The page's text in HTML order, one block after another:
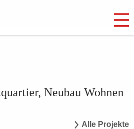
Neubau Wohnen
Alle Projekte